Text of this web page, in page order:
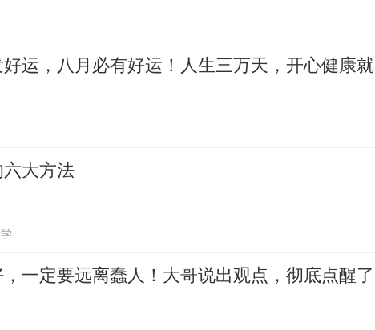
运，八月必有好运！人生三万天，开心健康就
大方法
一定要远离蠢人！大哥说出观点，彻底点醒了